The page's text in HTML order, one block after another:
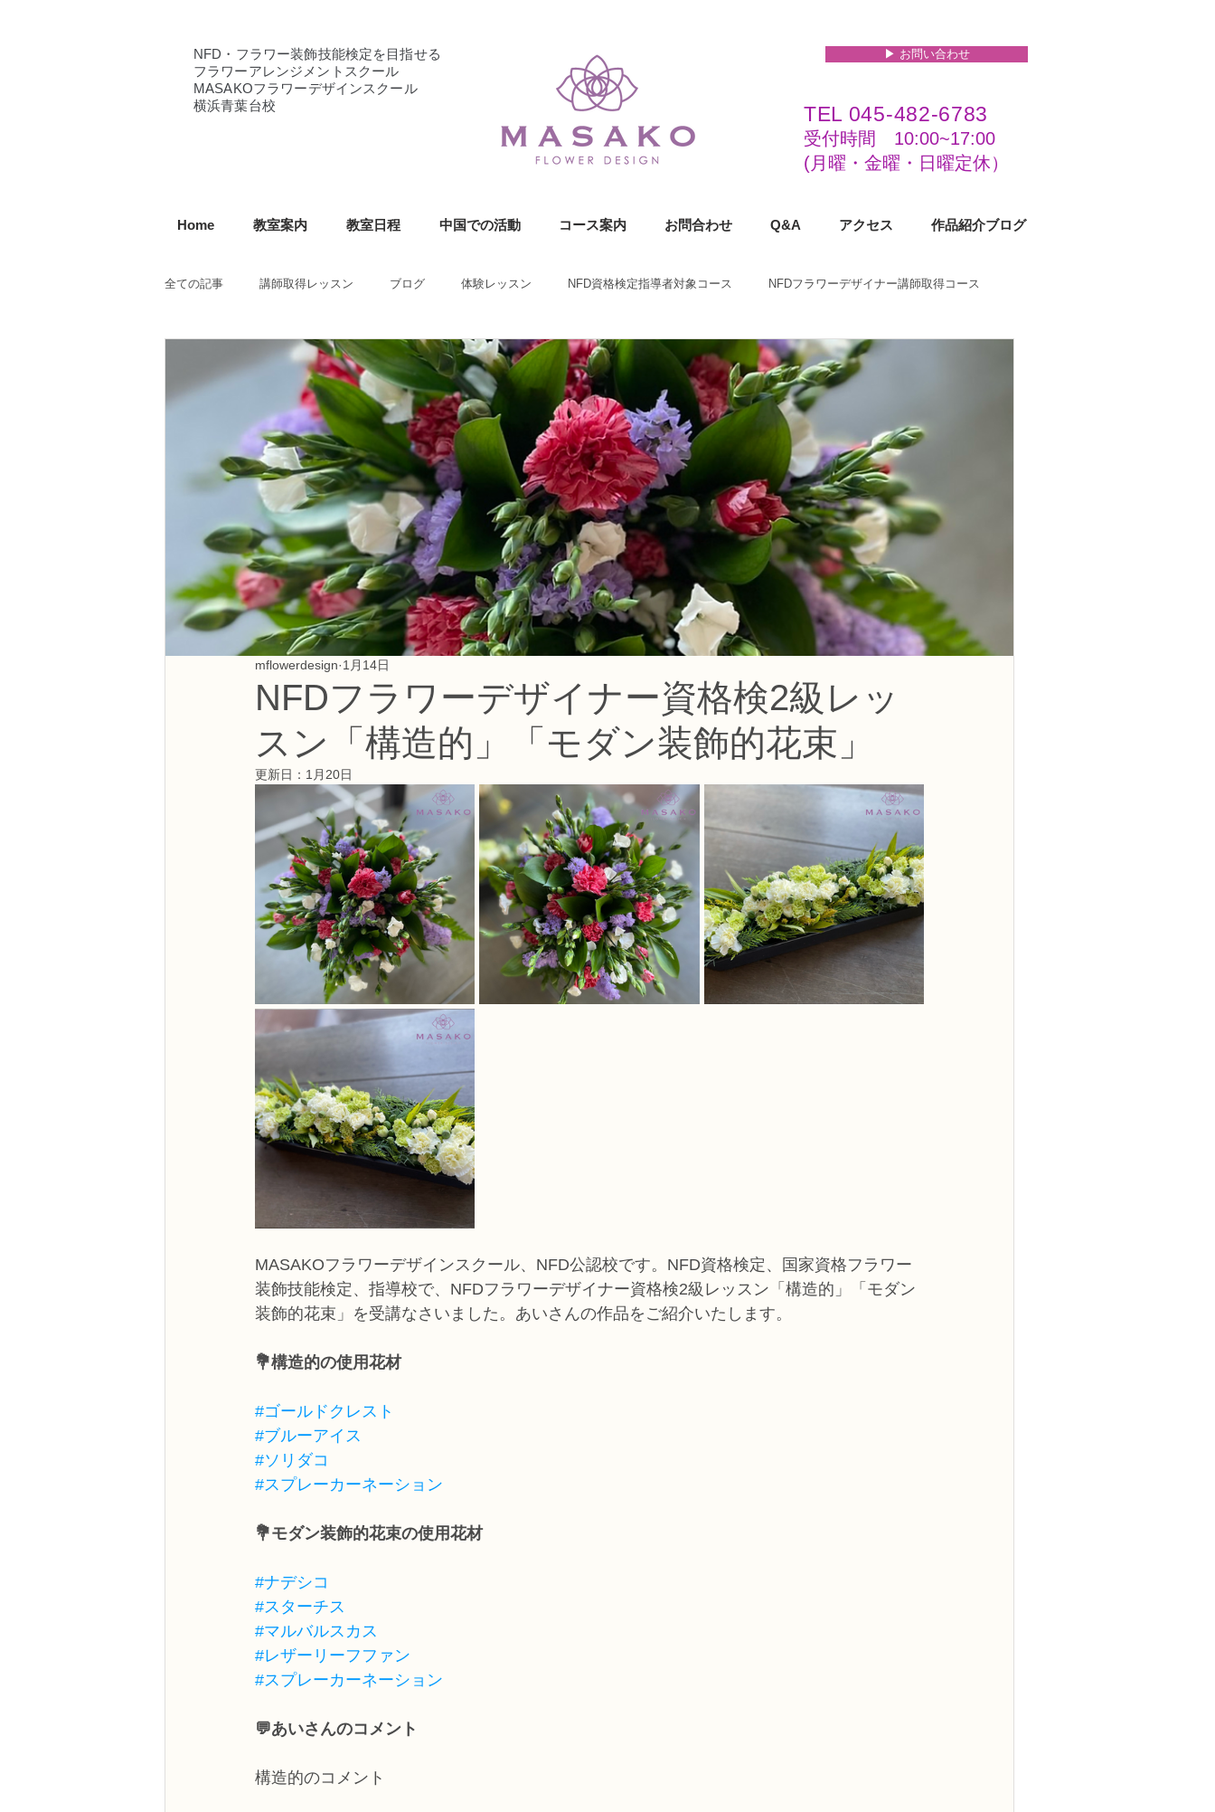
NFD・フラワー装飾技能検定を目指せる
フラワーアレンジメントスクール
MASAKOフラワーデザインスクール
横浜青葉台校
▶︎ お問い合わせ
TEL 045-482-6783
受付時間 10:00~17:00​​​
(​月曜・金曜・日曜定休）
Home 教室案内 教室日程 中国での活動 コース案内 お問合わせ Q&A アクセス 作品紹介ブログ
全ての記事 講師取得レッスン ブログ 体験レッスン NFD資格検定指導者対象コース NFDフラワーデザイナー講師取得コース
NFD講師研究科コース NFDフラワーデザイナー資格検定1級コース NFDフラワーデザイナー資格検定2級コース
NFDフラワーデザイナー資格検定3級コース フラワー装飾技能検定1級レッスン フラワー装飾技能士検定2級
フラワー装飾技能検定3級 趣味で楽しむフラワーレッスン アーティフィシャルフラワーコース 生花コース
NFDディプロマアーティフィシャルコース NFDディプロマウエディングコース NFDディプロマプリザーブドフラワーコース
NFDディプロマインドアガーデニングコース NFDベーシックマスターコース キッズフラワーレッス トピックス
NFDフラワーデザイナー資格検2級レッ
スン「構造的」「モダン装飾的花束」
mflowerdesign 1月14日
更新日： 1月20日
MASAKOフラワーデザインスクール、NFD公認校です。NFD資格検定、国家資格フラワー
装飾技能検定、指導校で、NFDフラワーデザイナー資格検2級レッスン「構造的」「モダン
装飾的花束」を受講なさいました。あいさんの作品をご紹介いたします。
💐構造的の使用花材
#ゴールドクレスト
#ブルーアイス
#ソリダコ
#スプレーカーネーション
💐モダン装飾的花束の使用花材
#ナデシコ
#スターチス
#マルバルスカス
#レザーリーフファン
#スプレーカーネーション
💬あいさんのコメント
構造的のコメント